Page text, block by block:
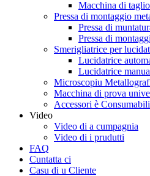
Macchina di
Pressa di montaggio
Pressa di
Pressa di
Smerigliatrice per
Lucidatrice
Lucidatrice
Microscopiu
Macchina di prova
Accessori è Consumabili
Video
Video di a cumpagnia
Video di i prudutti
FAQ
Cuntatta ci
Casu di u Cliente